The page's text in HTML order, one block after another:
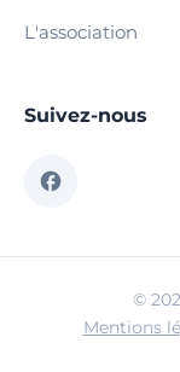
L'association
Suivez-nous
©
Mentions